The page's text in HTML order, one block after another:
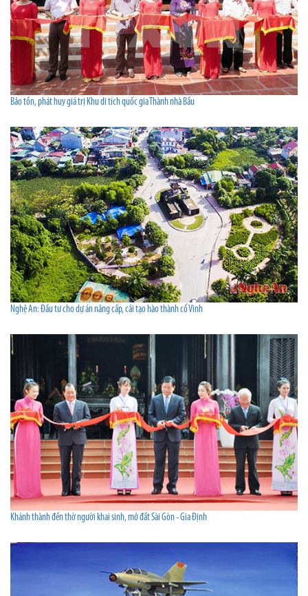
Bảo tồn, phát huy giá trị Khu di tích quốc gia Thành nhà Bầu
Nghệ An: Đầu tư cho dự án nâng cấp, cải tạo hào thành cổ Vinh
Khánh thành đền thờ người khai sinh, mở đất Sài Gòn - Gia Định